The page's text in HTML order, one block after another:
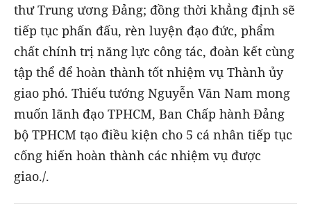
thư Trung ương Đảng; đồng thời khẳng định sẽ
tiếp tục phấn đấu, rèn luyện đạo đức, phẩm
chất chính trị năng lực công tác, đoàn kết cùng
tập thể để hoàn thành tốt nhiệm vụ Thành ủy
giao phó. Thiếu tướng Nguyễn Văn Nam mong
muốn lãnh đạo TPHCM, Ban Chấp hành Đảng
bộ TPHCM tạo điều kiện cho 5 cá nhân tiếp tục
cống hiến hoàn thành các nhiệm vụ được
giao./.